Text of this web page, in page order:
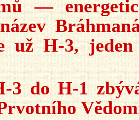
—
H-3, jeden
3 do H-1